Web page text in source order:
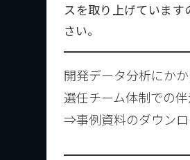
スを取り上げていま
さい。
開発データ分析にか
選任チーム体制での
⇒事例資料のダウン